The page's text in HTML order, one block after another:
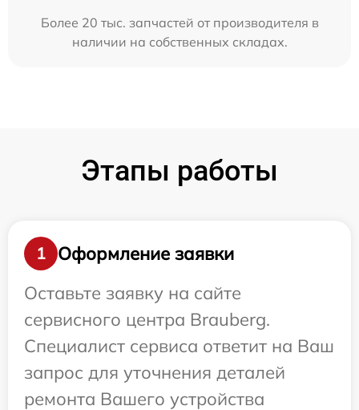
Более 20 тыс. запчастей от производителя в
наличии на собственных складах.
Этапы работы
1
Оформление заявки
Оставьте заявку на сайте
сервисного центра Brauberg.
Специалист сервиса ответит на Ваш
запрос для уточнения деталей
ремонта Вашего устройства